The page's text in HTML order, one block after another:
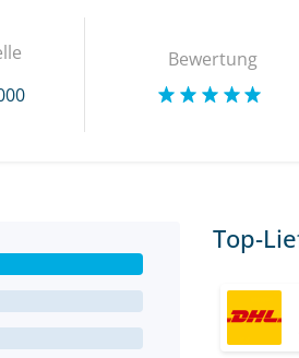
Bewertung
Top-